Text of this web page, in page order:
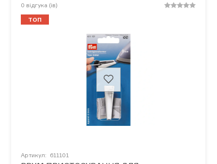
0 відгука (ів)
ТОП
Артикул: 611101